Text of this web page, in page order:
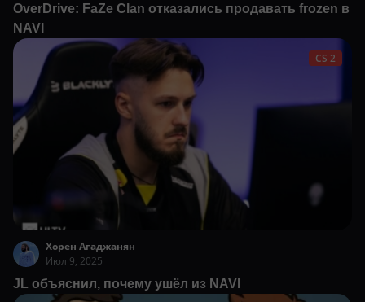
OverDrive: FaZe Clan отказались продавать frozen в
NAVI
CS 2
Хорен Агаджанян
Июл 9, 2025
JL объяснил, почему ушёл из NAVI